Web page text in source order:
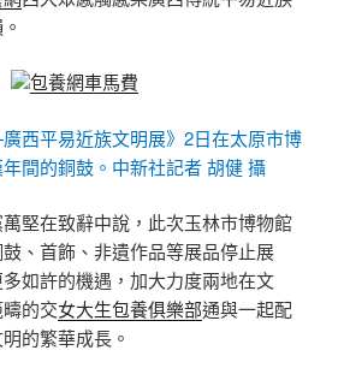
包養網車馬費
西平易近族文明展》2日在太原市博
間的銅鼓。中新社記者 胡健 攝
堅在致辭中說，此次玉林市博物館
、首飾、非遺作品等展品停止展
如許的機遇，加大力度兩地在文
的交女大生包養俱樂部通與一起配
的繁華成長。